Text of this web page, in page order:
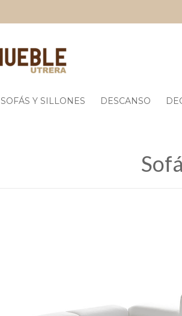
SOFÁS Y SILLONES DESCANSO